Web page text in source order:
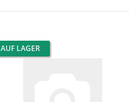
AUF LAGER